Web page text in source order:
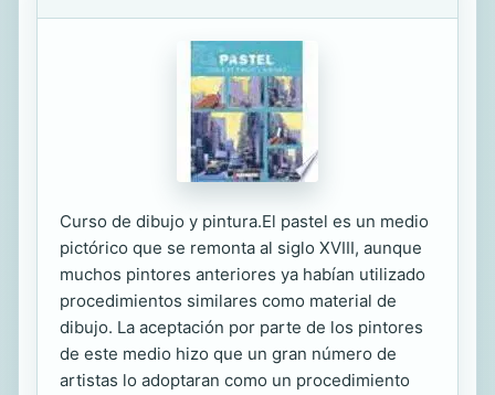
Curso de dibujo y pintura.El pastel es un medio
pictórico que se remonta al siglo XVIII, aunque
muchos pintores anteriores ya habían utilizado
procedimientos similares como material de
dibujo. La aceptación por parte de los pintores
de este medio hizo que un gran número de
artistas lo adoptaran como un procedimiento